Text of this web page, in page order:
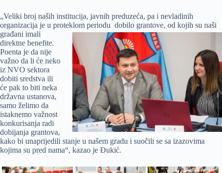
„Veliki broj naših institucija, javnih preduzeća, pa i nevladinih
organizacija je u proteklom periodu dobilo grantove, od kojih su naši
građani imali
direktne benefite.
Poenta je da nije
važno da li će neko
iz NVO sektora
dobiti sredstva ili
će pak to biti neka
državna ustanova,
samo želimo da
istaknemo važnost
konkurisanja radi
dobijanja grantova,
kako bi unaprijedili stanje u našem gradu i suočili se sa izazovima
kojima su pred nama“, kazao je Đukić.